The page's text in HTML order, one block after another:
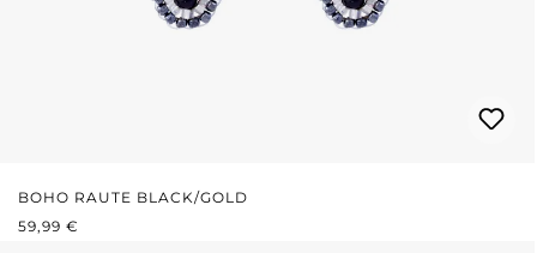
BOHO RAUTE BLACK/GOLD
REGULÄRER PREIS:
59,99 €